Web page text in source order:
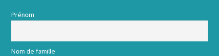
Prénom
Nom de famille